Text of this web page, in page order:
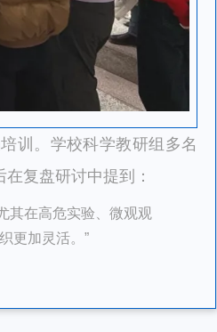
训。学校科学教研组多名
复盘研讨中提到：
其在高危实验、微观观
更加灵活。”